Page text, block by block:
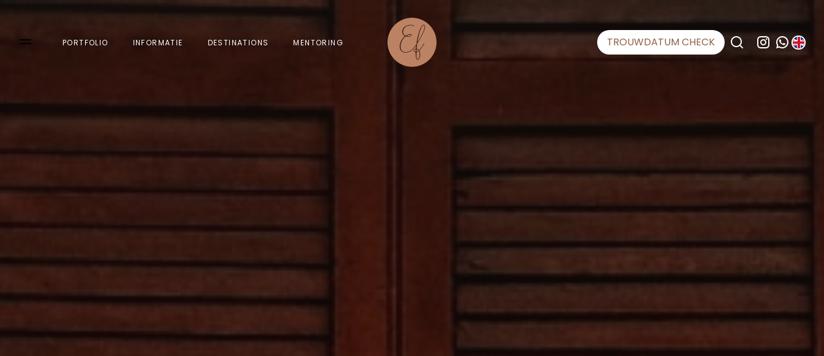
PORTFOLIO INFORMATIE DESTINATIONS MENTORING TROUWDATUM CHECK